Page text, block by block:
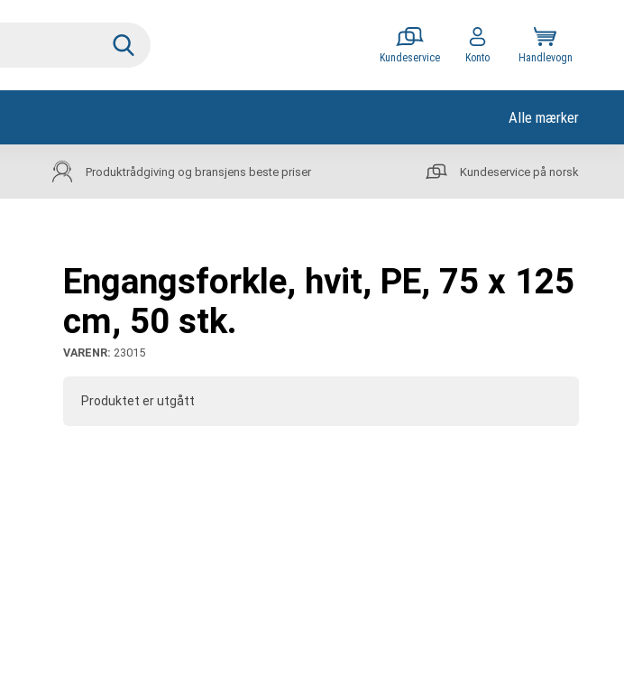
Kundeservice Konto Handlevogn
Alle mærker
Produktrådgiving og bransjens beste priser Kundeservice på norsk
Engangsforkle, hvit, PE, 75 x 125
cm, 50 stk.
VARENR: 23015
Produktet er utgått